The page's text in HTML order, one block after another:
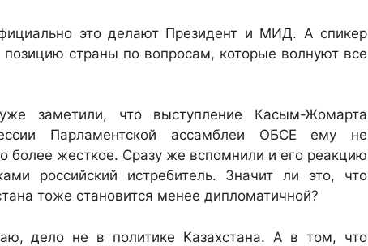
это делают Президент и МИД. А спикер
страны по вопросам, которые волнуют все
заметили, что выступление Касым-Жомарта
Парламентской ассамблеи ОБСЕ ему не
более жесткое. Сразу же вспомнили и его реакцию
российский истребитель. Значит ли это, что
тоже становится менее дипломатичной?
дело не в политике Казахстана. А в том, что